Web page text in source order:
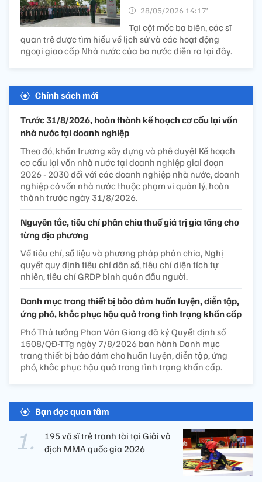
28/05/2026 14:17’
Tại cột mốc ba biên, các sĩ
quan trẻ được tìm hiểu về lịch sử và các hoạt động
ngoại giao cấp Nhà nước của ba nước diễn ra tại đây.
Chính sách mới
Trước 31/8/2026, hoàn thành kế hoạch cơ cấu lại vốn
nhà nước tại doanh nghiệp
Theo đó, khẩn trương xây dựng và phê duyệt Kế hoạch
cơ cấu lại vốn nhà nước tại doanh nghiệp giai đoạn
2026 - 2030 đối với các doanh nghiệp nhà nước, doanh
nghiệp có vốn nhà nước thuộc phạm vi quản lý, hoàn
thành trước ngày 31/8/2026.
Nguyên tắc, tiêu chí phân chia thuế giá trị gia tăng cho
từng địa phương
Về tiêu chí, số liệu và phương pháp phân chia, Nghị
quyết quy định tiêu chí dân số, tiêu chí diện tích tự
nhiên, tiêu chí GRDP bình quân đầu người.
Danh mục trang thiết bị bảo đảm huấn luyện, diễn tập,
ứng phó, khắc phục hậu quả trong tình trạng khẩn cấp
Phó Thủ tướng Phan Văn Giang đã ký Quyết định số
1508/QĐ-TTg ngày 7/8/2026 ban hành Danh mục
trang thiết bị bảo đảm cho huấn luyện, diễn tập, ứng
phó, khắc phục hậu quả trong tình trạng khẩn cấp.
Bạn đọc quan tâm
195 võ sĩ trẻ tranh tài tại Giải vô
địch MMA quốc gia 2026